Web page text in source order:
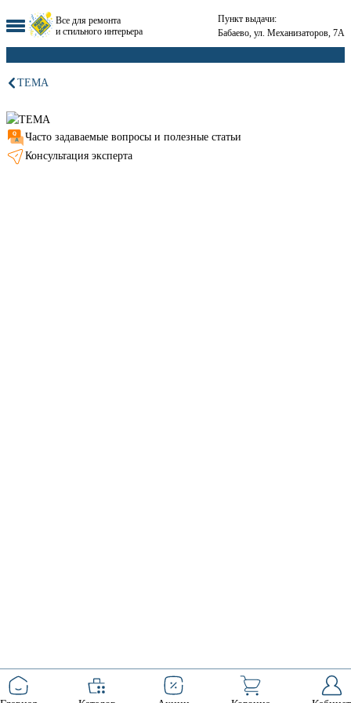
Все для ремонта
и стильного интерьера
Пункт выдачи:
Бабаево, ул. Механизаторов, 7А
ТЕМА
Часто задаваемые вопросы и полезные статьи
Консультация эксперта